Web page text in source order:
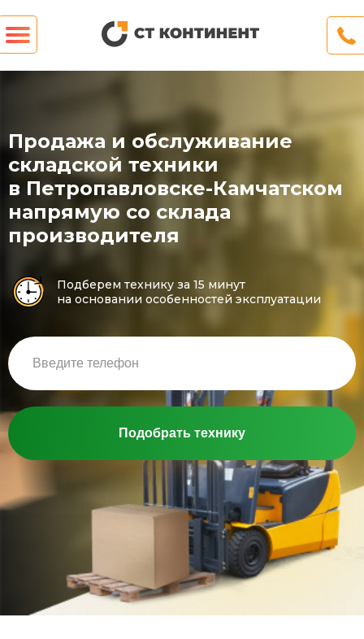
Продажа и обслуживание
складской техники
в Петропавловске-Камчатском
напрямую со склада
производителя
Подберем технику за 15 минут
на основании особенностей эксплуатации
Подобрать технику